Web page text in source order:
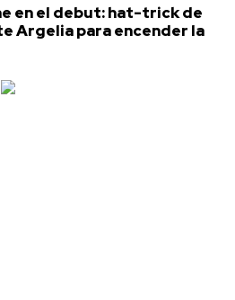
en el debut: hat-trick de
Argelia para encender la